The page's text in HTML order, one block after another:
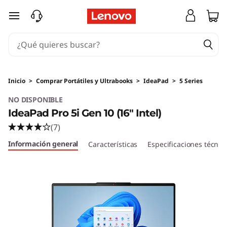
a
P
a
d
Ir al contenido principal
Inicio > Comprar Portátiles y Ultrabooks > IdeaPad > 5 Series
NO DISPONIBLE
IdeaPad Pro 5i Gen 10 (16" Intel)
(7)
Información general Características Especificaciones